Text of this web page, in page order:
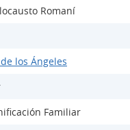
Romaní
los Ángeles
Familiar